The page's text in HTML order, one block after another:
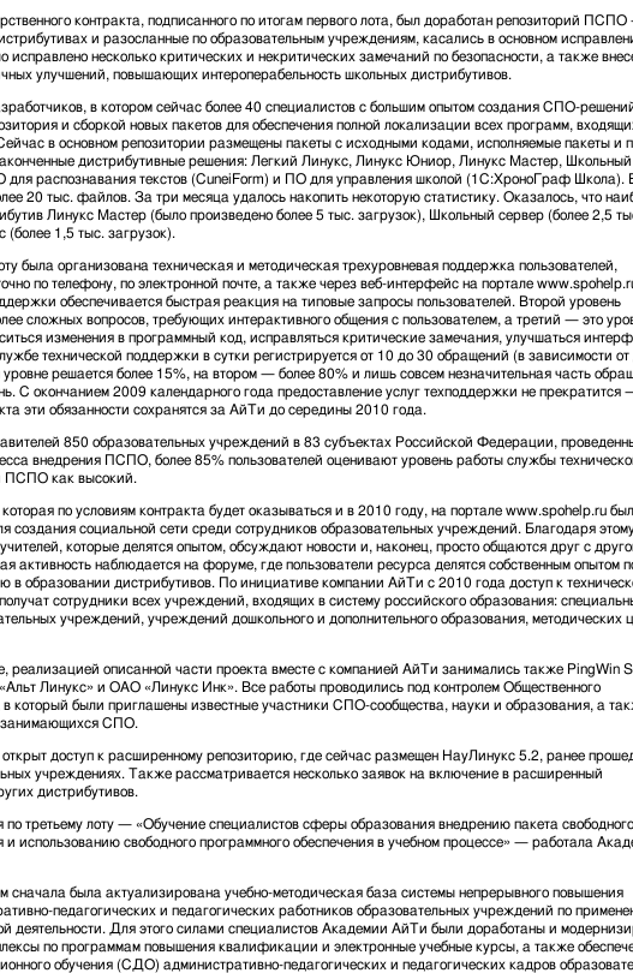
контракта, подписанного по итогам первого лота, был доработан репозиторий
и разосланные по образовательным учреждениям, касались в основном
исправлено несколько критических и некритических замечаний по безопасности, а также
улучшений, повышающих интероперабельность школьных дистрибутивов.
в котором сейчас более 40 специалистов с большим опытом создания СПО-
и сборкой новых пакетов для обеспечения полной локализации всех программ,
в основном репозитории размещены пакеты с исходными кодами, исполняемые пакеты и
дистрибутивные решения: Легкий Линукс, Линукс Юниор, Линукс Мастер, Школьный
распознавания текстов (CuneiForm) и ПО для управления школой (1С:ХроноГраф Школа).
20 тыс. файлов. За три месяца удалось накопить некоторую статистику. Оказалось, что
Линукс Мастер (было произведено более 5 тыс. загрузок), Школьный сервер (более 2,5
(более 1,5 тыс. загрузок).
была организована техническая и методическая трехуровневая поддержка пользователей,
по телефону, по электронной почте, а также через веб-интерфейс на портале
обеспечивается быстрая реакция на типовые запросы пользователей. Второй уровень
сложных вопросов, требующих интерактивного общения с пользователем, а третий — это
изменения в программный код, исправляться критические замечания, улучшаться
технической поддержки в сутки регистрируется от 10 до 30 обращений (в зависимости от
решается более 15%, на втором — более 80% и лишь совсем незначительная часть
С окончанием 2009 календарного года предоставление услуг техподдержки не прекратится
эти обязанности сохранятся за АйТи до середины 2010 года.
850 образовательных учреждений в 83 субъектах Российской Федерации,
внедрения ПСПО, более 85% пользователей оценивают уровень работы службы
ПСПО как высокий.
по условиям контракта будет оказываться и в 2010 году, на портале www.spohelp.ru
создания социальной сети среди сотрудников образовательных учреждений. Благодаря
которые делятся опытом, обсуждают новости и, наконец, просто общаются друг с
активность наблюдается на форуме, где пользователи ресурса делятся собственным опытом
в образовании дистрибутивов. По инициативе компании АйТи с 2010 года доступ к
сотрудники всех учреждений, входящих в систему российского образования:
учреждений, учреждений дошкольного и дополнительного образования, методических
реализацией описанной части проекта вместе с компанией АйТи занимались также PingWin
Линукс» и ОАО «Линукс Инк». Все работы проводились под контролем Общественного
который были приглашены известные участники СПО-сообщества, науки и образования, а
занимающихся СПО.
доступ к расширенному репозиторию, где сейчас размещен НауЛинукс 5.2, ранее
учреждениях. Также рассматривается несколько заявок на включение в расширенный
дистрибутивов.
третьему лоту — «Обучение специалистов сферы образования внедрению пакета свободного
и использованию свободного программного обеспечения в учебном процессе» — работала
сначала была актуализирована учебно-методическая база системы непрерывного повышения
педагогических и педагогических работников образовательных учреждений по
деятельности. Для этого силами специалистов Академии АйТи были доработаны и
по программам повышения квалификации и электронные учебные курсы, а также
обучения (СДО) административно-педагогических и педагогических кадров